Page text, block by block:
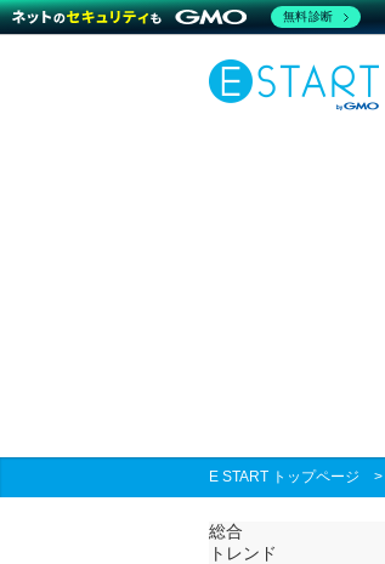
E START トップページ >
総合
トレンド
無料診断